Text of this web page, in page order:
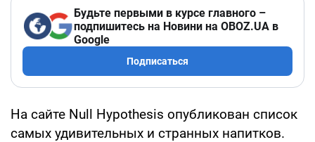
Будьте первыми в курсе главного –
подпишитесь на Новини на OBOZ.UA в
Google
Подписаться
На сайте Null Hypothesis опубликован список
самых удивительных и странных напитков.